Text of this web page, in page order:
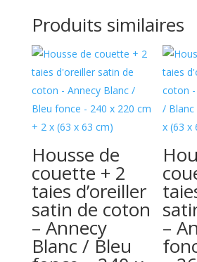
Produits similaires
Housse de
couette + 2
taies d’oreiller
satin de coton
– Annecy
Blanc / Bleu
–